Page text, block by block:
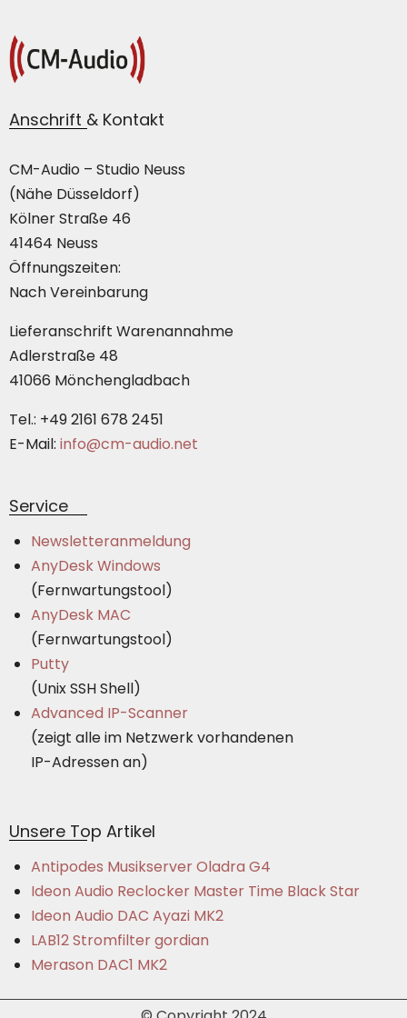
Anschrift & Kontakt
CM-Audio – Studio Neuss
(Nähe Düsseldorf)
Kölner Straße 46
41464 Neuss
Öffnungszeiten:
Nach Vereinbarung
Lieferanschrift Warenannahme
Adlerstraße 48
41066 Mönchengladbach
Tel.: +49 2161 678 2451
E-Mail: info@cm-audio.net
Service
Newsletteranmeldung
AnyDesk Windows
(Fernwartungstool)
AnyDesk MAC
(Fernwartungstool)
Putty
(Unix SSH Shell)
Advanced IP-Scanner
(zeigt alle im Netzwerk vorhandenen
IP-Adressen an)
Unsere Top Artikel
Antipodes Musikserver Oladra G4
Ideon Audio Reclocker Master Time Black Star
Ideon Audio DAC Ayazi MK2
LAB12 Stromfilter gordian
Merason DAC1 MK2